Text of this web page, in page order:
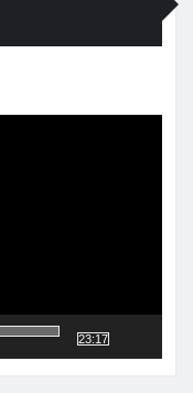
23:17